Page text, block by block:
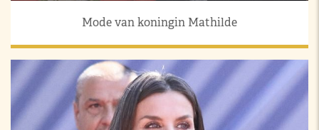
Mode van koningin Mathilde